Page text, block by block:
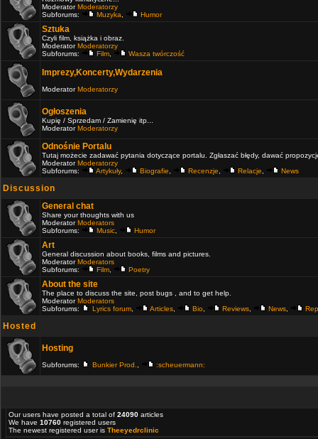
ModeratorModeratorzy
Subforums:
Muzyka Humor
Sztuka
Czyli film, książka i obraz.
ModeratorModeratorzy
Subforums:
Film Wasza twórczość
Imprezy,Koncerty,Wydarzenia
ModeratorModeratorzy
Ogłoszenia
Kupię / Sprzedam / Zamienię itp...
ModeratorModeratorzy
Odnośnie Portalu
Tutaj możecie zadawać pytania dotyczące portalu. Zgłaszać błędy, dawać
ModeratorModeratorzy
Subforums:
Artykuły, Biografie Recenzje Relacje News
Discussion
General chat
Share your thoughts with us
ModeratorModerators
Subforums:
Music Humor
Art
General discussion about books, films and pictures.
ModeratorModerators
Subforums:
Film Poetry
About the site
The place to discuss the site, post bugs , and to get help.
ModeratorModerators
Subforums:
Lyrics forum Articles Bio Reviews News
Hosted
Hosting
Subforums: Bunkier Prod. :scheuermann:
Our users have posted a total of 24090 articles
We have 10760 registered users
The newest registered user is Theeyedrclinic